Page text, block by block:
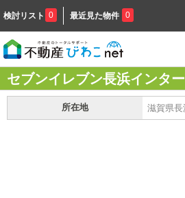
検討リスト 0 最近見た物件 0
セブンイレブン長浜インタ
所在地 滋賀県長